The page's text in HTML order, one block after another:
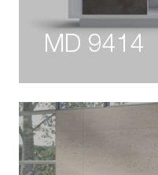
MD 9414